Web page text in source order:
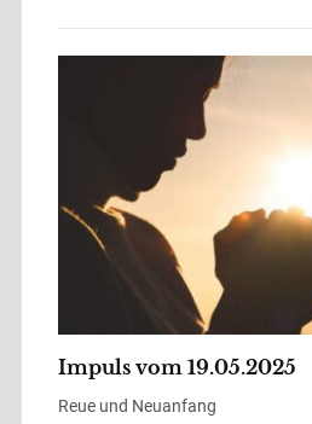
Impuls vom 19.05.2025
Reue und Neuanfang